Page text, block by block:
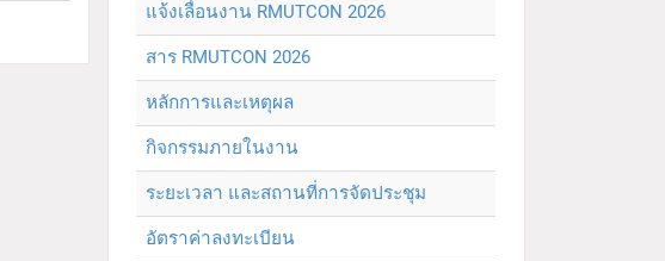
แจ้งเลื่อนงาน RMUTCON 2026
สาร RMUTCON 2026
หลักการและเหตุผล
กิจกรรมภายในงาน
ระยะเวลา และสถานที่การจัดประชุม
อัตราค่าลงทะเบียน